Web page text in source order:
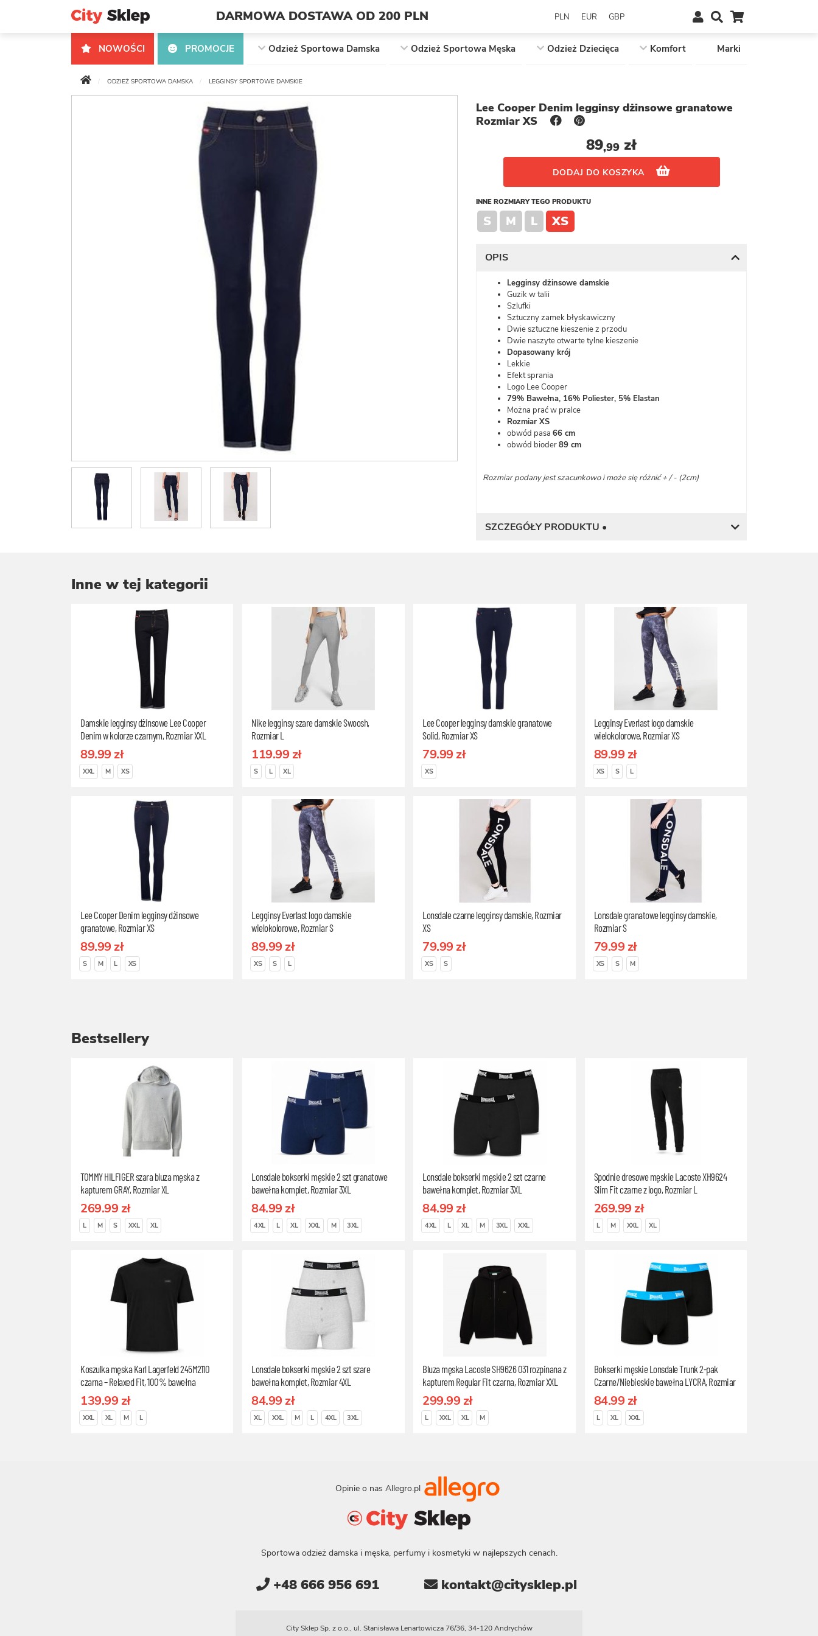
DARMOWA DOSTAWA OD 200 PLN PLN EUR GBP
NOWOŚCI PROMOCJE Odzież Sportowa Damska Odzież Sportowa Męska Odzież Dziecięca Komfort Marki
ODZIEŻ SPORTOWA DAMSKA LEGGINSY SPORTOWE DAMSKIE
Lee Cooper Denim legginsy dżinsowe granatowe
Rozmiar XS
89,99 zł
DODAJ DO KOSZYKA
INNE ROZMIARY TEGO PRODUKTU
S M L XS
OPIS
Legginsy dżinsowe damskie
Guzik w talii
Szlufki
Sztuczny zamek błyskawiczny
Dwie sztuczne kieszenie z przodu
Dwie naszyte otwarte tylne kieszenie
Dopasowany krój
Lekkie
Efekt sprania
Logo Lee Cooper
79% Bawełna, 16% Poliester, 5% Elastan
Można prać w pralce
Rozmiar XS
obwód pasa 66 cm
obwód bioder89 cm
Rozmiar podany jest szacunkowo i może się różnić + / - (2cm)
SZCZEGÓŁY PRODUKTU •
Inne w tej kategorii
Damskie legginsy dżinsowe Lee Cooper
Denim w kolorze czarnym, Rozmiar XXL
89.99 zł
XXL M XS
Nike legginsy szare damskie Swoosh,
Rozmiar L
119.99 zł
S L XL
Lee Cooper legginsy damskie granatowe
Solid, Rozmiar XS
79.99 zł
XS
Legginsy Everlast logo damskie
wielokolorowe, Rozmiar XS
89.99 zł
XS S L
Lee Cooper Denim legginsy dżinsowe
granatowe, Rozmiar XS
89.99 zł
S M L XS
Legginsy Everlast logo damskie
wielokolorowe, Rozmiar S
89.99 zł
XS S L
Lonsdale czarne legginsy damskie, Rozmiar
XS
79.99 zł
XS S
Lonsdale granatowe legginsy damskie,
Rozmiar S
79.99 zł
XS S M
Bestsellery
TOMMY HILFIGER szara bluza męska z
kapturem GRAY, Rozmiar XL
269.99 zł
L M S XXL XL
Lonsdale bokserki męskie 2 szt granatowe
bawełna komplet, Rozmiar 3XL
84.99 zł
4XL L XL XXL M 3XL
Lonsdale bokserki męskie 2 szt czarne
bawełna komplet, Rozmiar 3XL
84.99 zł
4XL L XL M 3XL XXL
Spodnie dresowe męskie Lacoste XH9624
Slim Fit czarne z logo, Rozmiar L
269.99 zł
L M XXL XL
Koszulka męska Karl Lagerfeld 245M2110
czarna – Relaxed Fit, 100% bawełna
organiczna, Rozmiar L
139.99 zł
XXL XL M L
Lonsdale bokserki męskie 2 szt szare
bawełna komplet, Rozmiar 4XL
84.99 zł
XL XXL M L 4XL 3XL
Bluza męska Lacoste SH9626 031 rozpinana z
kapturem Regular Fit czarna, Rozmiar XXL
299.99 zł
L XXL XL M
Bokserki męskie Lonsdale Trunk 2-pak
Czarne/Niebieskie bawełna LYCRA, Rozmiar
L
84.99 zł
L XL XXL
Opinie o nas Allegro.pl
Sportowa odzież damska i męska, perfumy i kosmetyki w najlepszych cenach.
+48 666 956 691 kontakt@citysklep.pl
City Sklep Sp. z o.o., ul. Stanisława Lenartowicza 76/36, 34-120 Andrychów